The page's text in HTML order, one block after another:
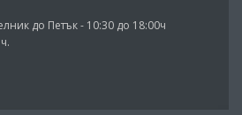
до Петък - 10:30 до 18:00ч